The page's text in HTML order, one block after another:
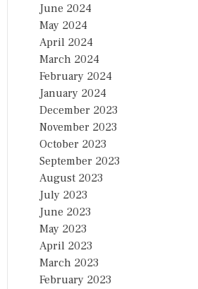
June 2024
May 2024
April 2024
March 2024
February 2024
January 2024
December 2023
November 2023
October 2023
September 2023
August 2023
July 2023
June 2023
May 2023
April 2023
March 2023
February 2023